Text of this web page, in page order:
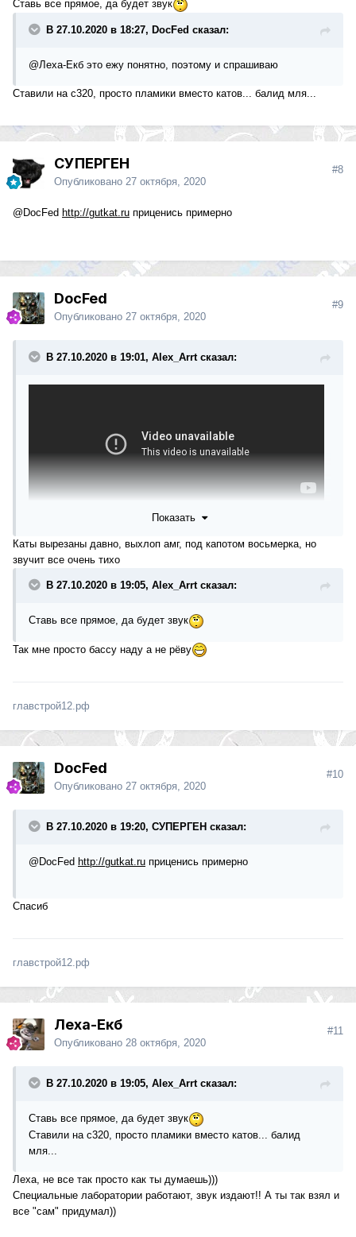
Ставь все прямое, да будет звук
В 27.10.2020 в 18:27, DocFed сказал:
@Леха-Екб это ежу понятно, поэтому и спрашиваю
Ставили на с320, просто пламики вместо катов... балид мля...
СУПЕРГЕН
Опубликовано 27 октября, 2020
#8
@DocFed http://gutkat.ru приценись примерно
DocFed
Опубликовано 27 октября, 2020
#9
В 27.10.2020 в 19:01, Alex_Arrt сказал:
Прострелы на месте, херовая коректировка)))
Вырезал все каты и все, я думаю 164 также поступите и
Щас слышно тока ведра через 2 года после ....
проехол
Показать
Каты вырезаны давно, выхлоп амг, под капотом восьмерка, но
звучит все очень тихо
В 27.10.2020 в 19:05, Alex_Arrt сказал:
Ставь все прямое, да будет звук
Так мне просто бассу наду а не рёву
главстрой12.рф
DocFed
Опубликовано 27 октября, 2020
#10
В 27.10.2020 в 19:20, СУПЕРГЕН сказал:
@DocFed http://gutkat.ru приценись примерно
Спасиб
главстрой12.рф
Леха-Екб
Опубликовано 28 октября, 2020
#11
В 27.10.2020 в 19:05, Alex_Arrt сказал:
Ставь все прямое, да будет звук
Ставили на с320, просто пламики вместо катов... балид
мля...
Леха, не все так просто как ты думаешь)))
Специальные лаборатории работают, звук издают!! А ты так взял и
все "сам" придумал))